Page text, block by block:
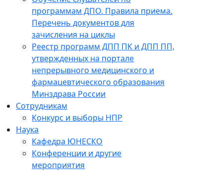
программам ДПО. Правила приема.
Перечень документов для
зачисления на циклы
Реестр программ ДПП ПК и ДПП ПП,
утвержденных на портале
непрерывного медицинского и
фармацевтического образования
Минздрава России
Сотрудникам
Конкурс и выборы НПР
Наука
Кафедра ЮНЕСКО
Конференции и другие
мероприятия